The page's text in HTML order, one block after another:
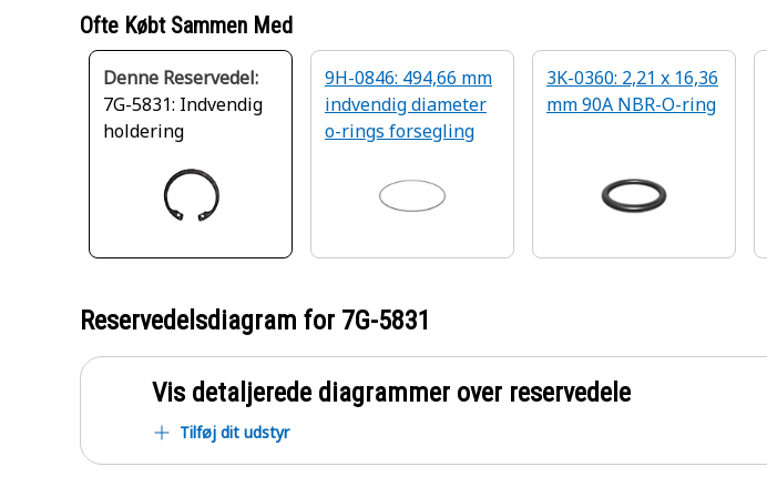
Ofte Købt Sammen Med
Denne Reservedel:
7G-5831: Indvendig
holdering
9H-0846: 494,66 mm
indvendig diameter
o-rings forsegling
3K-0360: 2,21 x 16,36
mm 90A NBR-O-ring
Reservedelsdiagram for 7G-5831
Vis detaljerede diagrammer over reservedele
Tilføj dit udstyr